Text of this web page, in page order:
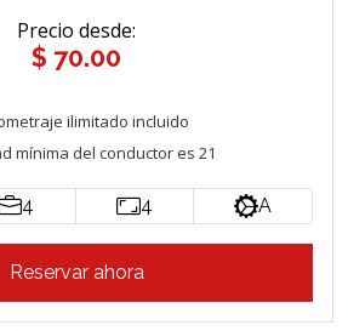
Precio desde:
$ 70.00
ilimitado incluido
mínima del conductor es 21
4 4 A
Reservar ahora